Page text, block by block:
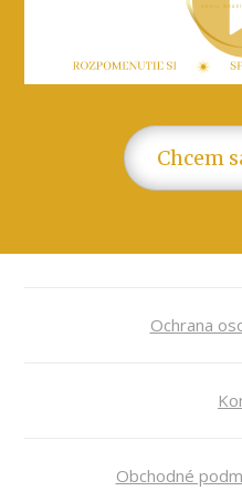
Chcem
Ochrana
Obchodné